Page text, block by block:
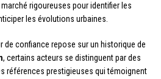
rigoureuses pour identifier les
les évolutions urbaines.
de confiance repose sur un historique de
, certains acteurs se distinguent par des
références prestigieuses qui témoignent